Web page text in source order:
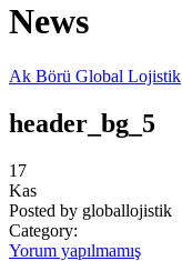
News
Ak Börü Global Lojistik
header_bg_5
17
Kas
Posted by globallojistik
Category:
Yorum yapılmamış